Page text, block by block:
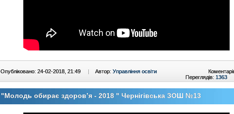
Опубліковано: 24-02-2018, 21:49 | Автор: Управління освіти
Переглядів: 1363
"Молодь обирає здоров’я - 2018 " Чернігівська ЗОШ №13